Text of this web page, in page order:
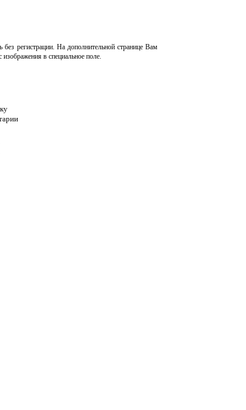
регистрации. На дополнительной странице Вам
в специальное поле.